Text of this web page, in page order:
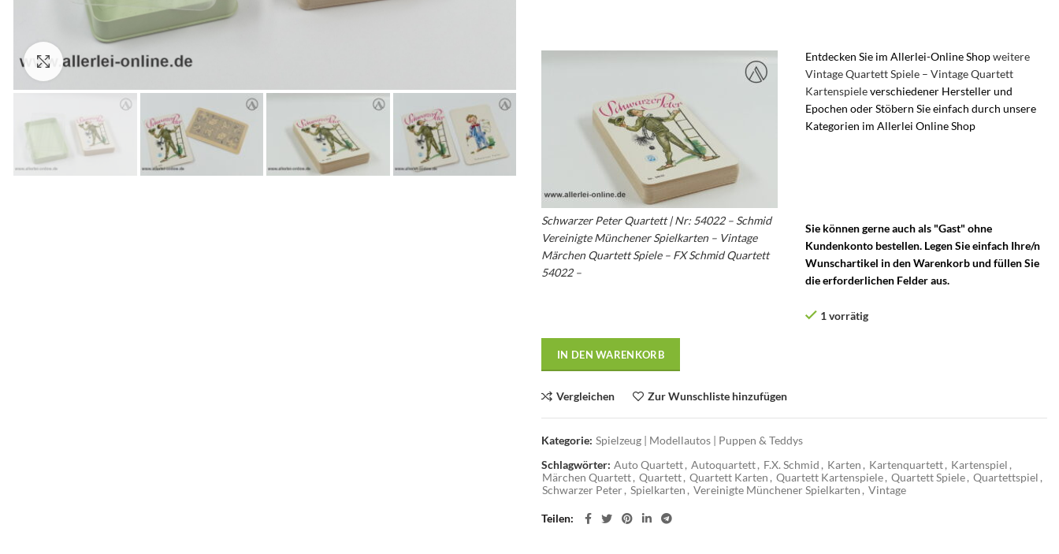
Zum Vergrößern anklicken
Schwarzer Peter Quartett | Nr: 54022 – Schmid
Vereinigte Münchener Spielkarten – Vintage
Märchen Quartett Spiele – FX Schmid Quartett
54022 –
Entdecken Sie im Allerlei-Online Shopweitere
Vintage Quartett Spiele – Vintage Quartett
Kartenspieleverschiedener Hersteller und
Epochen oder Stöbern Sie einfach durch unsere
Kategorien im Allerlei Online Shop
Sie können gerne auch als "Gast" ohne
Kundenkonto bestellen. Legen Sie einfach Ihre/n
Wunschartikel in den Warenkorb und füllen Sie
die erforderlichen Felder aus.
1 vorrätig
IN DEN WARENKORB
Vergleichen Zur Wunschliste hinzufügen
Kategorie: Spielzeug | Modellautos | Puppen & Teddys
Schlagwörter: Auto Quartett, Autoquartett, F.X. Schmid , Karten , Kartenquartett, Kartenspiel ,
Märchen Quartett, Quartett, Quartett Karten , Quartett Kartenspiele, Quartett Spiele, Quartettspiel ,
Schwarzer Peter, Spielkarten , Vereinigte Münchener Spielkarten , Vintage
Teilen